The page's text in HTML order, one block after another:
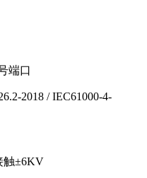
端口
2018 / IEC61000-4-
触±6KV